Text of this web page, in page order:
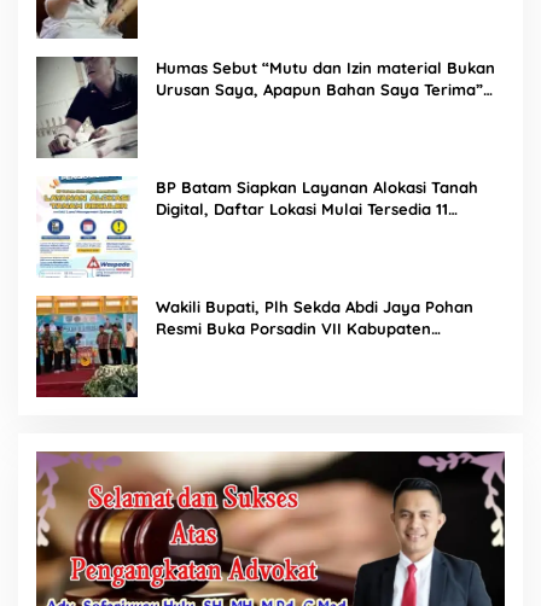
Humas Sebut “Mutu dan Izin material Bukan
Urusan Saya, Apapun Bahan Saya Terima”
BP Batam Siapkan Layanan Alokasi Tanah
Digital, Daftar Lokasi Mulai Tersedia 11
Wakili Bupati, Plh Sekda Abdi Jaya Pohan
Resmi Buka Porsadin VII Kabupaten